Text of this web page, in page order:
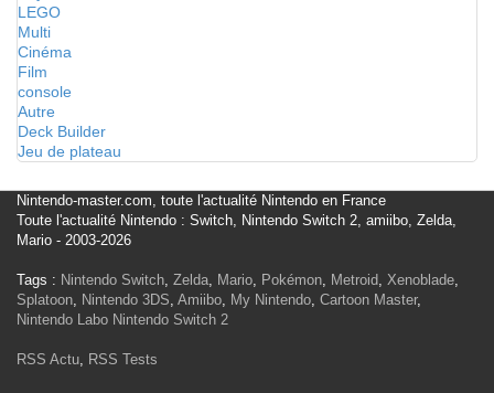
LEGO
Multi
Cinéma
Film
console
Autre
Deck Builder
Jeu de plateau
Nintendo-master.com, toute l'actualité Nintendo en France
Toute l'actualité Nintendo : Switch, Nintendo Switch 2, amiibo, Zelda,
Mario - 2003-2026
Tags : Nintendo Switch, Zelda, Mario, Pokémon, Metroid, Xenoblade,
Splatoon, Nintendo 3DS, Amiibo, My Nintendo, Cartoon Master,
Nintendo Labo Nintendo Switch 2
RSS Actu, RSS Tests